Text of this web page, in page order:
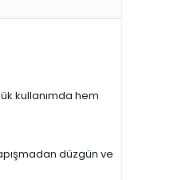
kullanımda hem
düzgün ve